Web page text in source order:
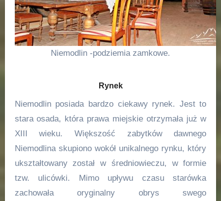
Niemodlin -podziemia zamkowe.
Rynek
Niemodlin posiada bardzo ciekawy rynek. Jest to
stara osada, która prawa miejskie otrzymała już w
XIII wieku. Większość zabytków dawnego
Niemodlina skupiono wokół unikalnego rynku, który
ukształtowany został w średniowieczu, w formie
tzw. ulicówki. Mimo upływu czasu starówka
zachowała oryginalny obrys swego